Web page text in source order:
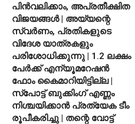
പിന്‍വലിക്കാം, അപ്രതീക്ഷിത
വിജയങ്ങള്‍ | അയ്യന്റെ
സ്വര്‍ണം, പ്രതികളുടെ
വിദേശ യാത്രകളും
പരിശോധിക്കുന്നു | 1.2 ലക്ഷം
പേര്‍ക്ക് എന്യൂമറേഷന്‍
ഫോം കൈമാറിയിട്ടില്ല |
സ്‌പോട്ട് ബുക്കിംഗ് എണ്ണം
നിശ്ചയിക്കാന്‍ പ്രത്യേക ടീം
രൂപീകരിച്ചു | തന്റെ വോട്ട്